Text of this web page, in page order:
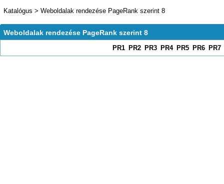
Katalógus > Weboldalak rendezése PageRank szerint 8
Weboldalak rendezése PageRank szerint 8
PR1 PR2 PR3 PR4 PR5 PR6 PR7